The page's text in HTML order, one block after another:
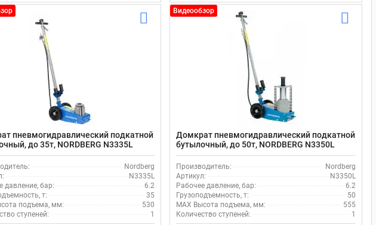
пневмогидравлический подкатной
до 35т, NORDBERG N3335L
Nordberg
N3335L
давление, бар:
6.2
т:
35
подъема, мм:
530
ступеней:
1
Видеообзор
Домкрат пневмогидравлический подкатной
бутылочный, до 50т, NORDBERG N3350L
Производитель:
Nordberg
Артикул:
N3350L
Рабочее давление, бар:
6.2
Грузоподъемность, т:
50
MAX Высота подъема, мм:
555
Количество ступеней:
1